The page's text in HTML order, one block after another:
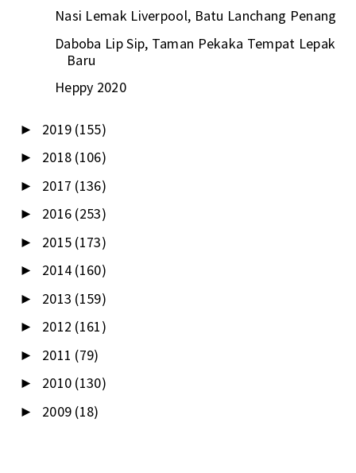
Nasi Lemak Liverpool, Batu Lanchang Penang
Daboba Lip Sip, Taman Pekaka Tempat Lepak
Baru
Heppy 2020
► 2019 (155)
► 2018 (106)
► 2017 (136)
► 2016 (253)
► 2015 (173)
► 2014 (160)
► 2013 (159)
► 2012 (161)
► 2011 (79)
► 2010 (130)
► 2009 (18)